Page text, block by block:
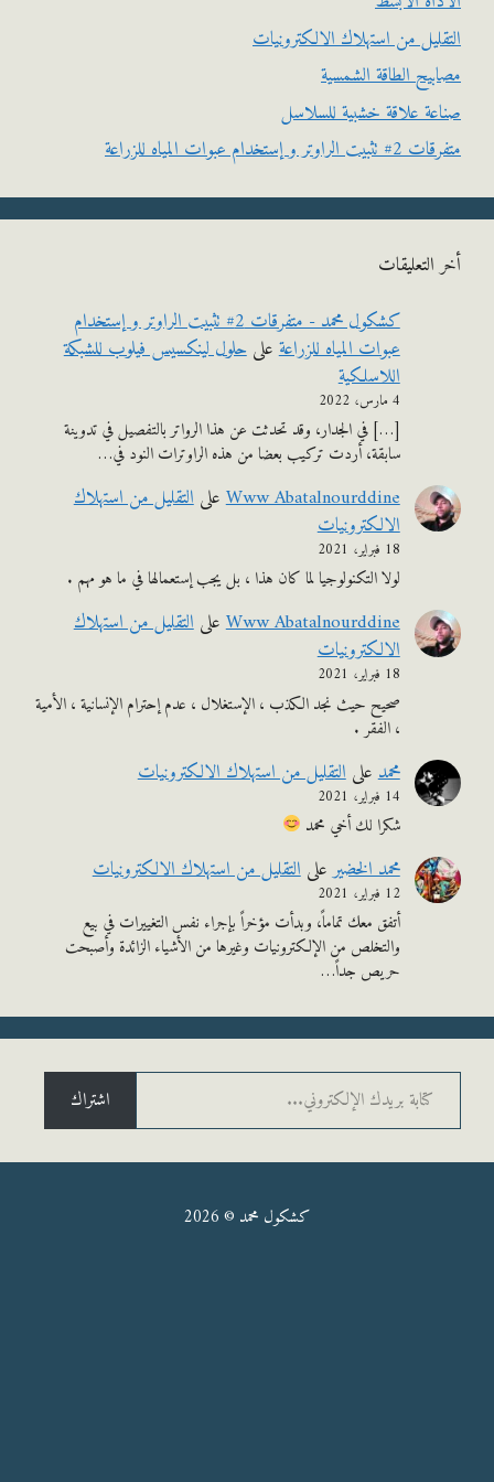
من استهلاك الالكترونيات
الطاقة الشمسية
علاقة خشبية للسلاسل
عبوات المياه للزراعة
كشكول محمد - متفرقات 2# تثبيت الراوتر و إستخدام
عبوات المياه للزراعةعلىحلول لينكسيس فيلوب للشبكة
اللاسلكية
[…] في الجدار، وقد تحدثت عن هذا الرواتر بالتفصيل في تدوينة
سابقة، أردت تركيب بعضا من هذه الراوترات النود في…
Www Abatalnourddineعلىالتقليل من استهلاك
الالكترونيات
لولا التكنولوجيا لما كان هذا ، بل يجب إستعمالها في ما هو مهم .
Www Abatalnourddineعلىالتقليل من استهلاك
الالكترونيات
صحيح حيث نجد الكذب ، الإستغلال ، عدم إحترام الإنسانية ، الأمية
محمدعلى التقليل من استهلاك الالكترونيات
14 فبراير، 2021
شكرا لك أخي محمد
محمد الخضيرعلىالتقليل من استهلاك الالكترونيات
12 فبراير، 2021
أتفق معك تماماً، وبدأت مؤخراً بإجراء نفس التغييرات في بيع
والتخلص من الإلكترونيات وغيرها من الأشياء الزائدة وأصبحت
حريص جداً…
الإلكتروني...
كشكول محمد © 2026